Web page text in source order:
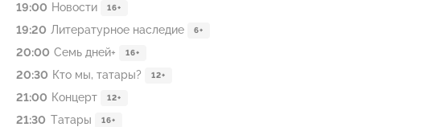
19:00 Новости 16+
19:20 Литературное наследие 6+
20:00 Семь дней+ 16+
20:30 Кто мы, татары? 12+
21:00 Концерт 12+
21:30 Татары 16+